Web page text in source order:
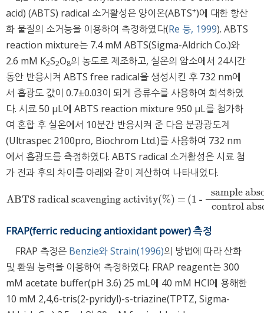
acid) (ABTS) radical 소거활성은 양이온(ABTS+)에 대한 항산
화 물질의 소거능을 이용하여 측정하였다(Re 등, 1999). ABTS
reaction mixture는 7.4 mM ABTS(Sigma-Aldrich Co.)와
2.6 mM K2S2O8의 농도로 제조하고, 실온의 암소에서 24시간
동안 반응시켜 ABTS free radical을 생성시킨 후 732 nm에
서 흡광도 값이 0.7±0.03이 되게 증류수를 사용하여 희석하였
다. 시료 50 μL에 ABTS reaction mixture 950 μL를 첨가하
여 혼합 후 실온에서 10분간 반응시켜 준 다음 분광광도계
(Ultraspec 2100pro, Biochrom Ltd.)를 사용하여 732 nm
에서 흡광도를 측정하였다. ABTS radical 소거활성은 시료 첨
가 전과 후의 차이를 아래와 같이 계산하여 나타내었다.
ABTS radical scavenging activity(%) = (1 -
sample
control
ABTS radical scavenging activity(%) =(1 -sample absorbance
FRAP(ferric reducing antioxidant power) 측정
FRAP 측정은 Benzie와 Strain(1996)의 방법에 따라 산화
및 환원 능력을 이용하여 측정하였다. FRAP reagent는 300
mM acetate buffer(pH 3.6) 25 mL에 40 mM HCl에 용해한
10 mM 2,4,6-tris(2-pyridyl)-s-triazine(TPTZ, Sigma-